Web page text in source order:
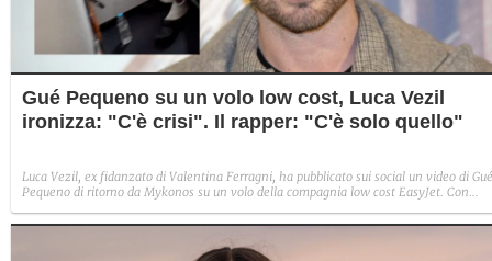
Gué Pequeno su un volo low cost, Luca Vezil
ironizza: "C'è crisi". Il rapper: "C'è solo quello"
Luca Vezil, ex fidanzato di Valentina Ferragni, ha pubblicato sui social un video di Gué
Pequeno di ritorno da Mykonos su un volo della compagnia low cost EasyJet. Con
solo quello, ritardato".